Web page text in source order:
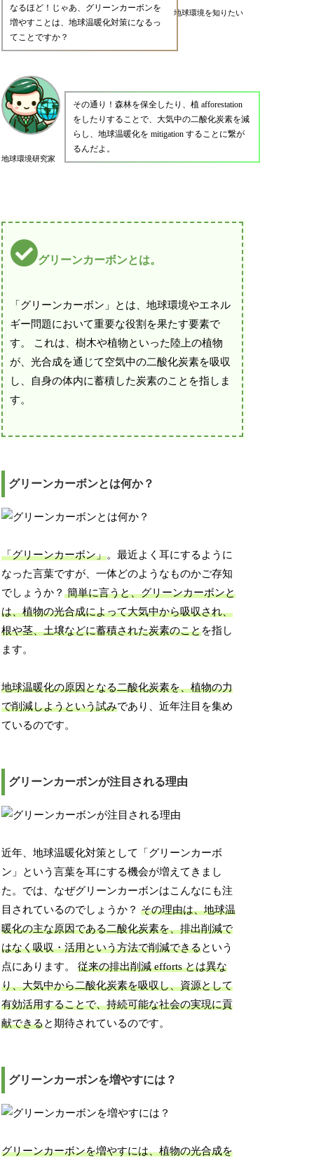
地球環境を知りたい
なるほど！じゃあ、グリーンカーボンを
増やすことは、地球温暖化対策になるっ
てことですか？
地球環境研究家
その通り！森林を保全したり、植 afforestation
をしたりすることで、大気中の二酸化炭素を減
らし、地球温暖化を mitigation することに繋が
るんだよ。
グリーンカーボンとは。
「グリーンカーボン」とは、地球環境やエネル
ギー問題において重要な役割を果たす要素で
す。 これは、樹木や植物といった陸上の植物
が、光合成を通じて空気中の二酸化炭素を吸収
し、自身の体内に蓄積した炭素のことを指しま
す。
グリーンカーボンとは何か？
「グリーンカーボン」。最近よく耳にするように
なった言葉ですが、一体どのようなものかご存知
でしょうか？簡単に言うと、グリーンカーボンと
は、植物の光合成によって大気中から吸収され、
根や茎、土壌などに蓄積された炭素のことを指し
ます。
地球温暖化の原因となる二酸化炭素を、植物の力
で削減しようという試みであり、近年注目を集め
ているのです。
グリーンカーボンが注目される理由
近年、地球温暖化対策として「グリーンカーボ
ン」という言葉を耳にする機会が増えてきまし
た。では、なぜグリーンカーボンはこんなにも注
目されているのでしょうか？その理由は、地球温
暖化の主な原因である二酸化炭素を、排出削減で
はなく吸収・活用という方法で削減できるという
点にあります。従来の排出削減 efforts とは異な
り、大気中から二酸化炭素を吸収し、資源として
有効活用することで、持続可能な社会の実現に貢
献できると期待されているのです。
グリーンカーボンを増やすには？
グリーンカーボンを増やすには、植物の光合成を